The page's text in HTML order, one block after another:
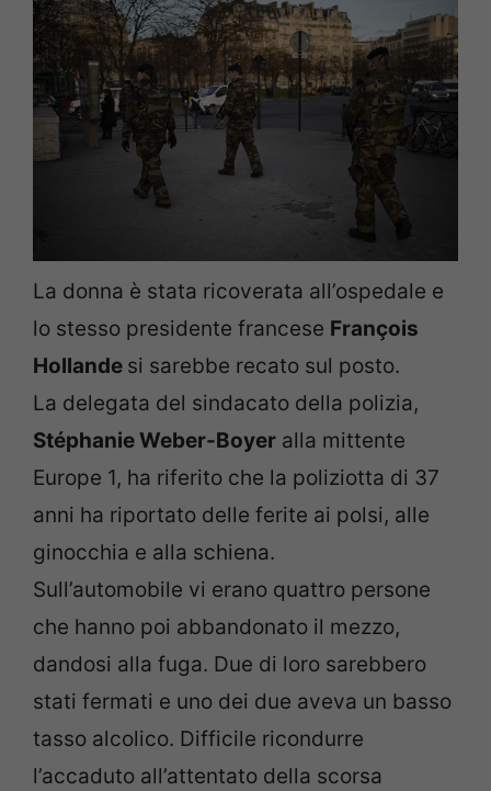
La donna è stata ricoverata all’ospedale e
lo stesso presidente francese François
Hollande si sarebbe recato sul posto.
La delegata del sindacato della polizia,
Stéphanie Weber-Boyer alla mittente
Europe 1, ha riferito che la poliziotta di 37
anni ha riportato delle ferite ai polsi, alle
ginocchia e alla schiena.
Sull’automobile vi erano quattro persone
che hanno poi abbandonato il mezzo,
dandosi alla fuga. Due di loro sarebbero
stati fermati e uno dei due aveva un basso
tasso alcolico. Difficile ricondurre
l’accaduto all’attentato della scorsa